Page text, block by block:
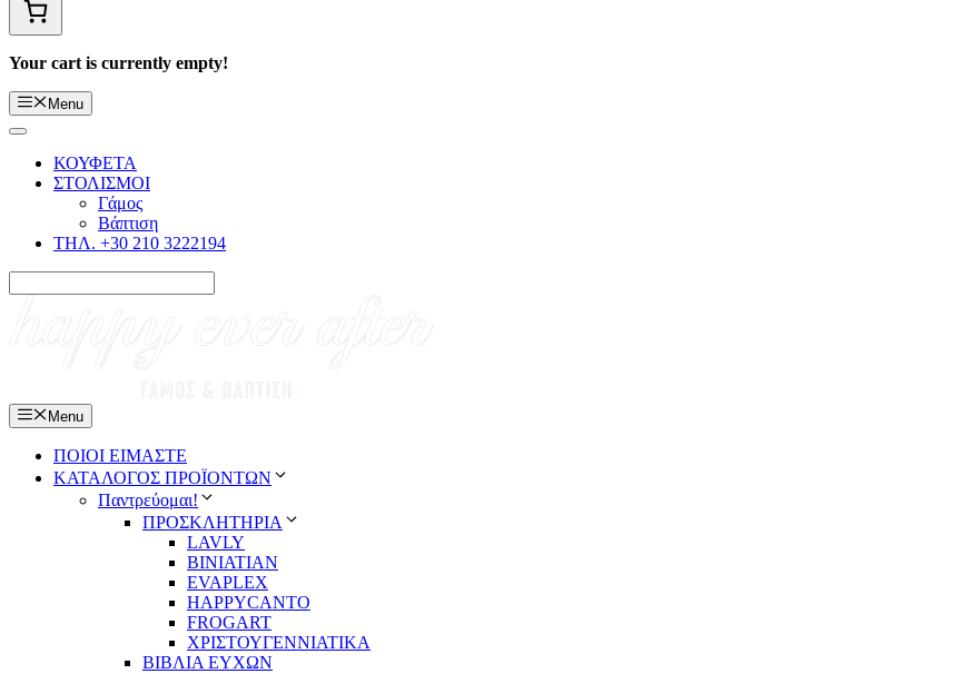
Your cart is currently empty!
Menu
ΚΟΥΦΕΤΑ
ΣΤΟΛΙΣΜΟΙ
Γάμος
Βάπτιση
ΤΗΛ. +30 210 3222194
Menu
ΠΟΙΟΙ ΕΙΜΑΣΤΕ
ΚΑΤΑΛΟΓΟΣ ΠΡΟΪΟΝΤΩΝ
Παντρεύομαι!
ΠΡΟΣΚΛΗΤΗΡΙΑ
LAVLY
BINIATIAN
EVAPLEX
HAPPYCANTO
FROGART
ΧΡΙΣΤΟΥΓΕΝΝΙΑΤΙΚΑ
ΒΙΒΛΙΑ ΕΥΧΩΝ